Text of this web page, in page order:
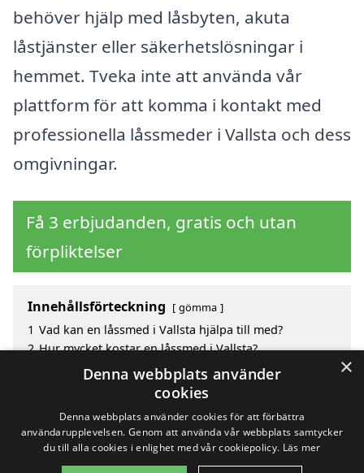
behöver hjälp med låsbyten, akuta
låstjänster eller säkerhetslösningar i
hemmet. Tveka inte att använda vår
plattform för att komma i kontakt med
professionella låssmeder i Vallsta och dess
omgivningar.
Få 3 erbjudanden, gratis och utan
förpliktelser
Innehållsförteckning gömma
1 Vad kan en låssmed i Vallsta hjälpa till med?
2 Hur mycket kostar en låssmed i Vallsta?
Fördelar med att välja låssmed i Vallsta
Sök efter en låssmed i de omgivande städerna till
×
Denna webbplats använder
cookies
Denna webbplats använder cookies för att förbättra
användarupplevelsen. Genom att använda vår webbplats samtycker
du till alla cookies i enlighet med vår cookiepolicy. Läs mer